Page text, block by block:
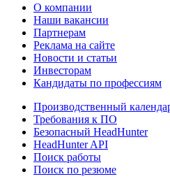
О компании
Наши вакансии
Партнерам
Реклама на сайте
Новости и статьи
Инвесторам
Кандидаты по профессиям
Производственный
Требования к ПО
Безопасный HeadHunter
HeadHunter API
Поиск работы
Поиск по резюме